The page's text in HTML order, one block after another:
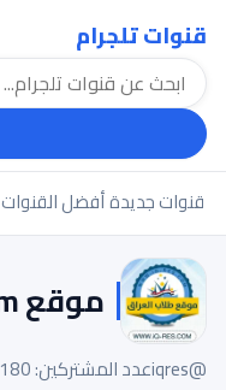
قنوات تلجرام
قنوات جديدةأفضل القنوات
موقع www.iq-res.com
@iqres
عدد المشتركين: 9,180